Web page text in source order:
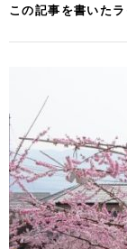
この記事を書いた